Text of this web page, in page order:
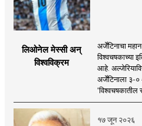
लिओनेल मेस्सी अन्
विश्वविक्रम
अर्जेंटिनाचा
विश्वचषकाच्या
आहे.
अर्जेंटिनाला ३-
‘विश्वचषकातील
१७ जून २०२६